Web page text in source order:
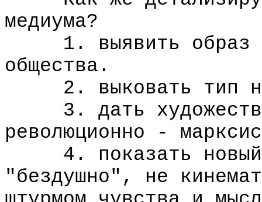
медиума?
1. выявить образ
общества.
2. выковать тип
3. дать
революционно -
4. показать новый
"бездушно", не